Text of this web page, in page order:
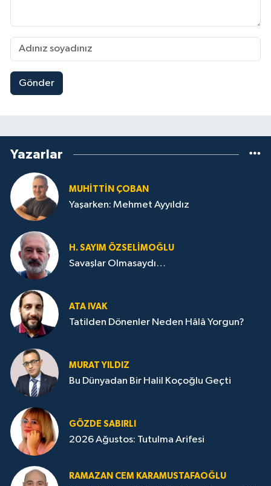
Gönder
Yazarlar
MUHITTIN ÇOBAN
Yaşarken: Mehmet Ayyıldız
H. SAYIM ÖZSELİMOĞLU
Savaşlar Olmasaydı…
ATA IVAK
Tatilden Dönenler Neden Hâlâ Yorgun?
MURAT YILDIZ
Bu Dünyadan Bir Halil Koçoğlu Geçti
GÖZDE SABIRLI
2026 Ağustos: Tutulma Arifesi
RAMAZAN CEM KARAMUSTAFAOĞLU